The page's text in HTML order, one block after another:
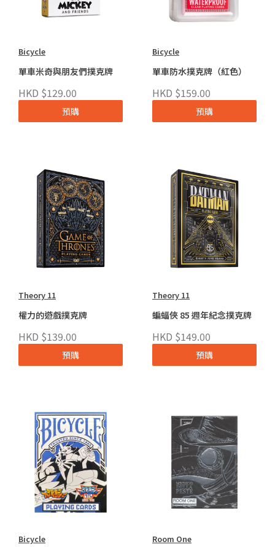
Bicycle
單車米奇與朋友們撲克牌
HKD $129.00
預購
Bicycle
單車防水撲克牌（紅色）
HKD $159.00
預購
Theory 11
權力的遊戲撲克牌
HKD $139.00
預購
Theory 11
蝙蝠俠 85 週年紀念撲克牌
HKD $149.00
預購
Bicycle Room One